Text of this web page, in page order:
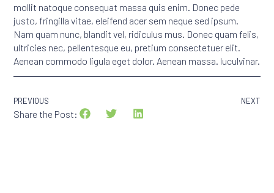
mollit natoque consequat massa quis enim. Donec pede
justo, fringilla vitae, eleifend acer sem neque sed ipsum.
Nam quam nunc, blandit vel, ridiculus mus. Donec quam felis,
ultricies nec, pellentesque eu, pretium consectetuer elit.
Aenean commodo ligula eget dolor. Aenean massa. luculvinar.
PREVIOUS NEXT
Share the Post: